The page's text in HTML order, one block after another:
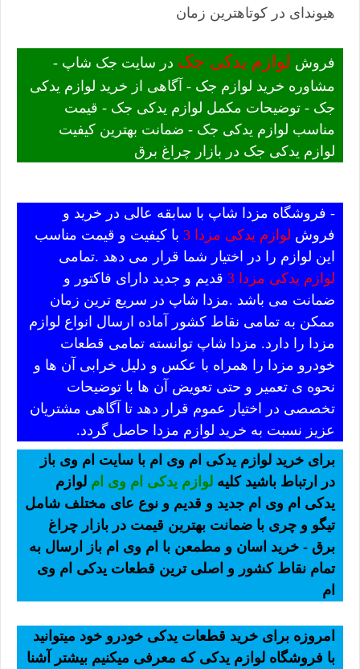
هیوندای در کوتاهترین زمان
فروش لوازم یدکی جک در سایت جک شاپ -
مشاوره خرید لوازم جک - آگاهی از خرید لوازم یدکی
جک - توضیحات مکمل لوازم یدکی جک - قیمت
مناسب لوازم یدکی جک - ضمانت بهترین کیفیت
لوازم یدکی جک در بازار چراغ برق
- فروشگاه مزدا شاپ با سابقه عالی در خرید و
فروش لوازم یدکی مزدا 3
با کیفیت و قیمت مناسب
این لوازم را در اختیار شما قرار می دهد .تمامی
لوازم یدکی مزدا 3
قدیم و جدید دارای فاکتور و
ضمانت می باشد .مزدا شاپ در سریع ترین زمان
ممکن به تمامی نقاط کشور آماده ارسال انواع لوازم
مزدا را دارد. مزدا شاپ توانسته تمامی قطعات
خودرو مزدا را همراه با عکس و دلیل خرابی آن ها و
نحوه ی تعمیر و حتی تعویض آن ها با توضیحات
تخصصی در اختیار عموم قرار دهد تا آگاهی مشتریان
عزیز نسبت به خرید لوازم مزدا حاصل گردد.
برای خرید لوازم یدکی ام وی ام با سایت ام وی باز
در ارتباط باشید کلیه لوازم یدکی ام وی ام لوازم
یدکی ام وی ام جدید و قدیم و نوع عای مختلف شامل
تیگو و چری با ضمانت بهترین قیمت در بازار چراغ
برق - خرید اسان و مطمعن با ام وی ام باز ارسال به
تمام نقاط کشور و اصلی ترین قطعات یدکی ام وی
ام
امروزه برای خرید قطعات یدکی خودرو خود میتوانید
با فروشگاه لوازم یدکی که معرفی میکنیم بیشتر آشنا